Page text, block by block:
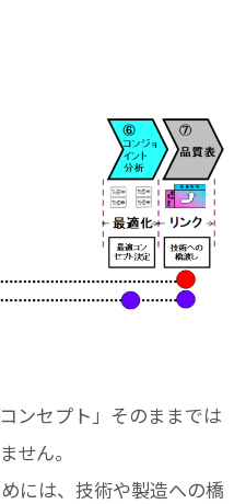
ンセプト」そのままでは
せん。
には、技術や製造への橋